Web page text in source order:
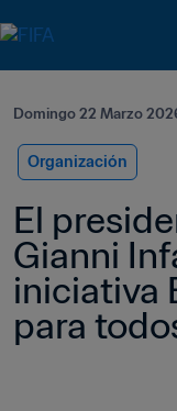
Domingo 22 Marzo
Organización
El
Gianni
iniciativa
para